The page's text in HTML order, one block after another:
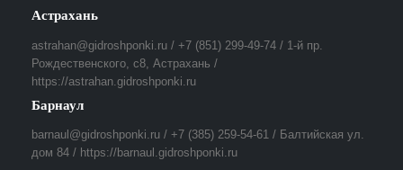
Астрахань
astrahan@gidroshponki.ru / +7 (851) 299-49-74 / 1-й пр.
Рождественского, с8, Астрахань /
https://astrahan.gidroshponki.ru
Барнаул
barnaul@gidroshponki.ru / +7 (385) 259-54-61 / Балтийская ул.
дом 84 / https://barnaul.gidroshponki.ru